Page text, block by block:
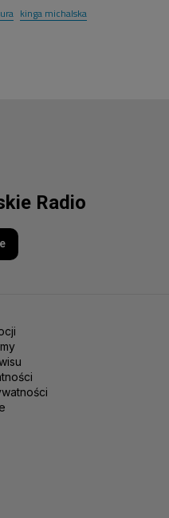
kinga michalska
Radio